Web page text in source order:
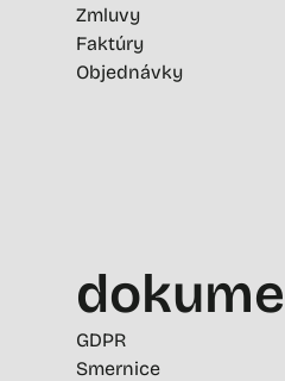
Zmluvy
Faktúry
Objednávky
GDPR
Smernice